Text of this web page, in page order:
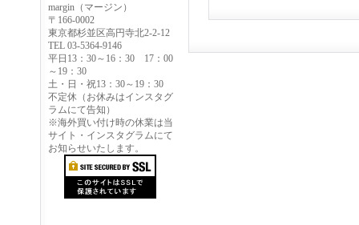
margin（マージン）
〒166-0002
東京都杉並区高円寺北2-2-12
TEL 03-5364-9146
平日13：30～16：30 17：00
～19：30
土・日・祝13：30～19：30
不定休（お休みはインスタグ
ラムにて告知）
※海外買い付け時の休業は当
サイト・インスタグラムにて
お知らせいたします。